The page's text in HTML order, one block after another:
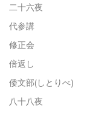
二十六夜
代参講
修正会
倍返し
倭文部(しとりべ)
八十八夜